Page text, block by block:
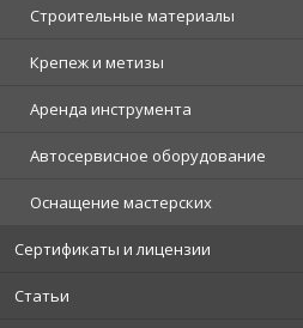
Строительные материалы
Крепеж и метизы
Аренда инструмента
Автосервисное оборудование
Оснащение мастерских
Сертификаты и лицензии
Статьи